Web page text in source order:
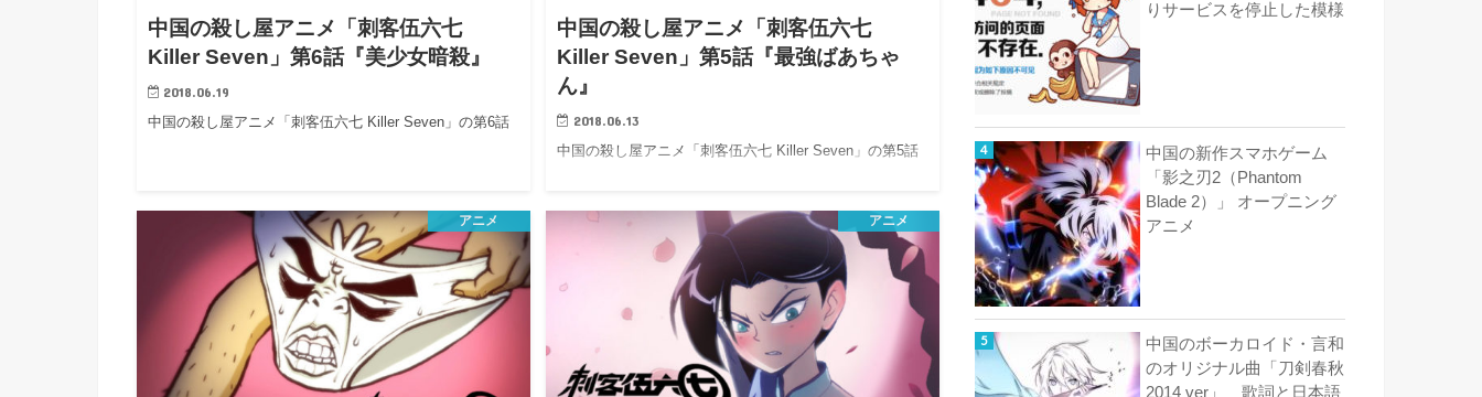
中国の殺し屋アニメ「刺客伍六七
Killer Seven」第6話『美少女暗殺』
2018.06.19
中国の殺し屋アニメ「刺客伍六七 Killer Seven」の第6話
中国の殺し屋アニメ「刺客伍六七
Killer Seven」第5話『最強ばあちゃ
ん』
2018.06.13
中国の殺し屋アニメ「刺客伍六七 Killer Seven」の第5話
アニメ アニメ
りサービスを停止した模様
中国の新作スマホゲーム
「影之刃2（Phantom
Blade 2）」 オープニング
アニメ
中国のボーカロイド・言和
のオリジナル曲「刀剣春秋
2014 ver」 歌詞と日本語